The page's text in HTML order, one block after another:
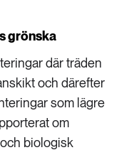
grönska
där träden
och därefter
som lägre
om
biologisk